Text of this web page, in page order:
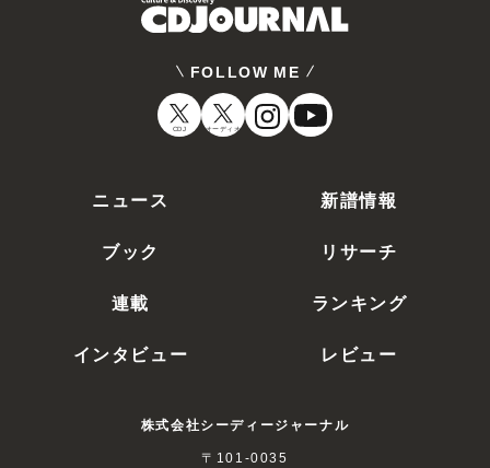
FOLLOW ME
CDJ オーディオ
ニュース
新譜情報
ブック
リサーチ
連載
ランキング
インタビュー
レビュー
株式会社シーディージャーナル
〒101-0035